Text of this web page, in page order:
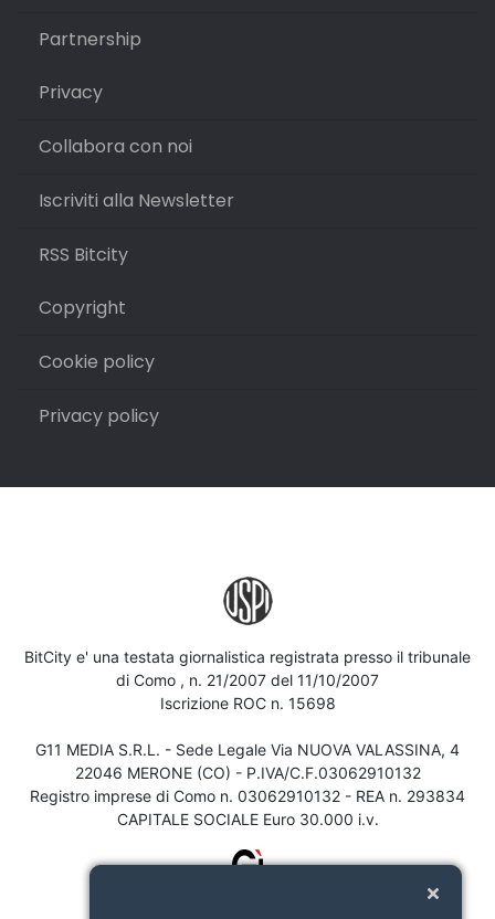
Partnership
Privacy
Collabora con noi
Iscriviti alla Newsletter
RSS Bitcity
Copyright
Cookie policy
Privacy policy
BitCity e' una testata giornalistica registrata presso il tribunale
di Como , n. 21/2007 del 11/10/2007
Iscrizione ROC n. 15698
G11 MEDIA S.R.L. - Sede Legale Via NUOVA VALASSINA, 4
22046 MERONE (CO) - P.IVA/C.F.03062910132
Registro imprese di Como n. 03062910132 - REA n. 293834
CAPITALE SOCIALE Euro 30.000 i.v.